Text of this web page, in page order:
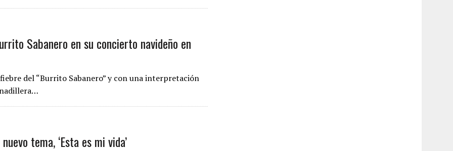
Sabanero en su concierto navideño en
del “Burrito Sabanero” y con una interpretación
tema, ‘Esta es mi vida’